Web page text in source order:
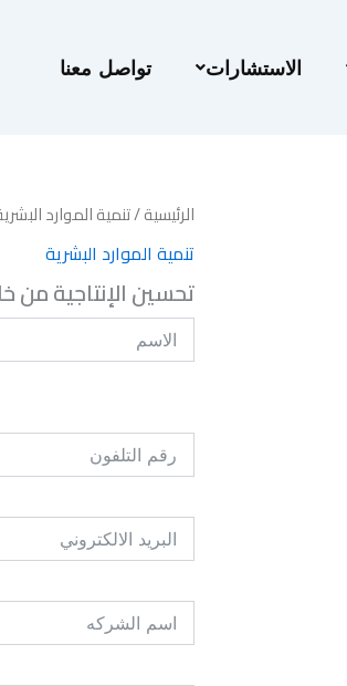
الاستشارات تواصل معنا
الرئيسية/تنمية الموارد
تنمية الموارد البشرية
تحسين الإنتاجية من